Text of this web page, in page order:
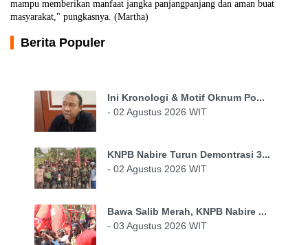
mampu memberikan manfaat jangka panjangpanjang dan aman buat
masyarakat," pungkasnya. (Martha)
Berita Populer
Ini Kronologi & Motif Oknum Po...
- 02 Agustus 2026 WIT
KNPB Nabire Turun Demontrasi 3...
- 02 Agustus 2026 WIT
Bawa Salib Merah, KNPB Nabire ...
- 03 Agustus 2026 WIT